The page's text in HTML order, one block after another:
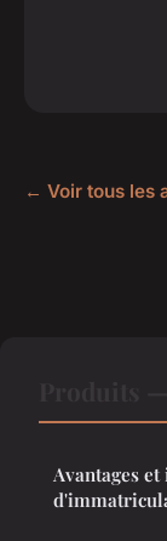
← Voir tous les
Avantages